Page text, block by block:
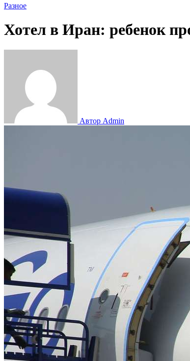
Разное
Хотел в Иран: ребенок
Автор Admin